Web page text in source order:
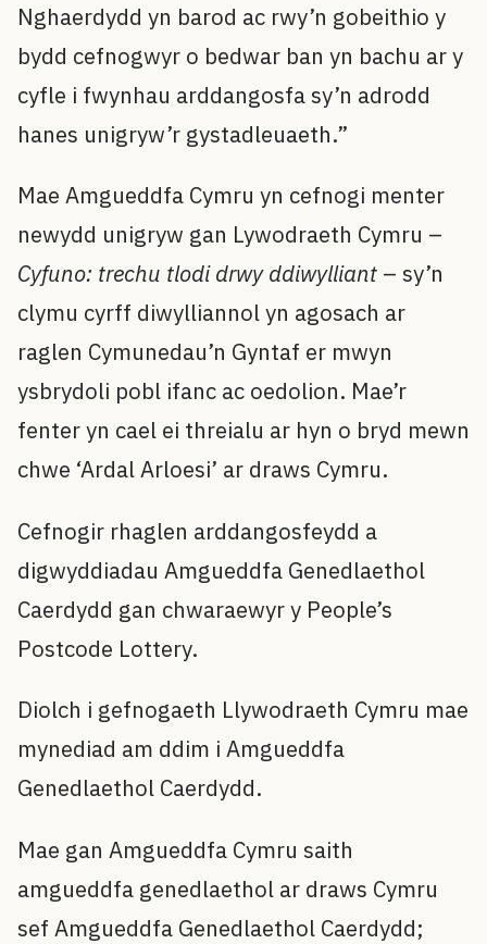
Nghaerdydd yn barod ac rwy’n gobeithio y
bydd cefnogwyr o bedwar ban yn bachu ar y
cyfle i fwynhau arddangosfa sy’n adrodd
hanes unigryw’r gystadleuaeth.”
Mae Amgueddfa Cymru yn cefnogi menter
newydd unigryw gan Lywodraeth Cymru –
Cyfuno: trechu tlodi drwy ddiwylliant – sy’n
clymu cyrff diwylliannol yn agosach ar
raglen Cymunedau’n Gyntaf er mwyn
ysbrydoli pobl ifanc ac oedolion. Mae’r
fenter yn cael ei threialu ar hyn o bryd mewn
chwe ‘Ardal Arloesi’ ar draws Cymru.
Cefnogir rhaglen arddangosfeydd a
digwyddiadau Amgueddfa Genedlaethol
Caerdydd gan chwaraewyr y People’s
Postcode Lottery.
Diolch i gefnogaeth Llywodraeth Cymru mae
mynediad am ddim i Amgueddfa
Genedlaethol Caerdydd.
Mae gan Amgueddfa Cymru saith
amgueddfa genedlaethol ar draws Cymru
sef Amgueddfa Genedlaethol Caerdydd;